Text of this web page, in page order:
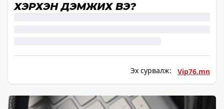
ХЭРХЭН ДЭМЖИХ ВЭ?
Эх сурвалж: Vip76.mn